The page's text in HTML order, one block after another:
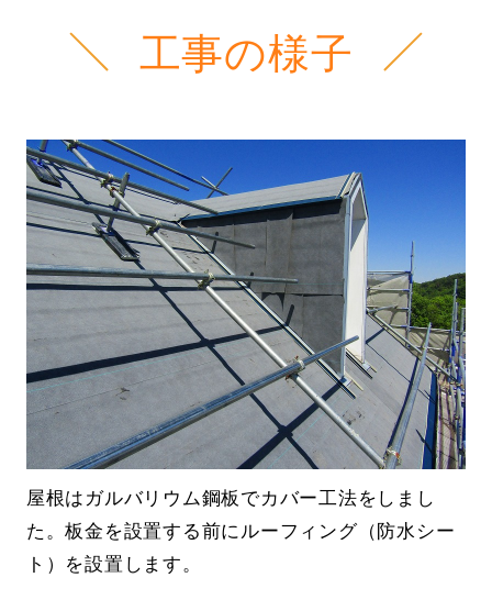
工事の様子
屋根はガルバリウム鋼板でカバー工法をしまし
た。板金を設置する前にルーフィング（防水シー
ト）を設置します。